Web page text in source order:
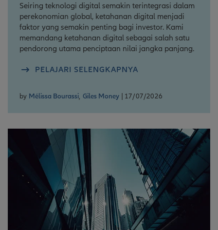
Seiring teknologi digital semakin terintegrasi dalam
perekonomian global, ketahanan digital menjadi
faktor yang semakin penting bagi investor. Kami
memandang ketahanan digital sebagai salah satu
pendorong utama penciptaan nilai jangka panjang.
PELAJARI SELENGKAPNYA
by Mélissa Bourassi, Giles Money | 17/07/2026